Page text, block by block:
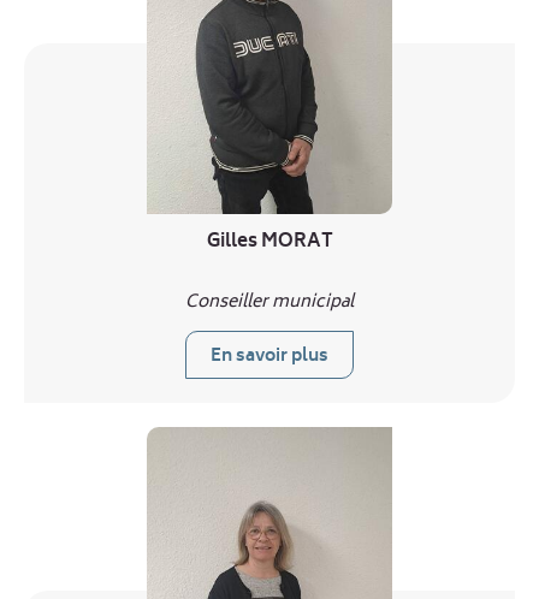
Gilles MORAT
Conseiller municipal
En savoir plus